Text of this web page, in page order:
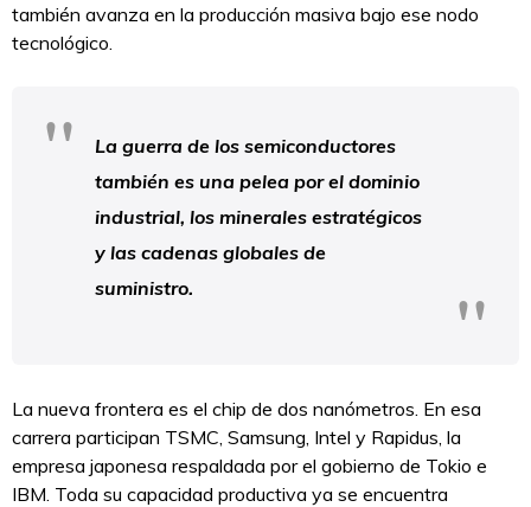
también avanza en la producción masiva bajo ese nodo
tecnológico.
La guerra de los semiconductores
también es una pelea por el dominio
industrial, los minerales estratégicos
y las cadenas globales de
suministro.
La nueva frontera es el chip de dos nanómetros. En esa
carrera participan TSMC, Samsung, Intel y Rapidus, la
empresa japonesa respaldada por el gobierno de Tokio e
IBM. Toda su capacidad productiva ya se encuentra